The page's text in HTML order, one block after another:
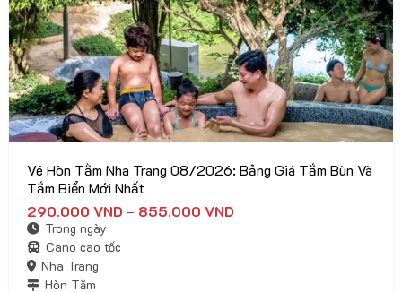
Vé Hòn Tằm Nha Trang 08/2026: Bảng Giá Tắm Bùn Và
Tắm Biển Mới Nhất
290.000 VND – 855.000 VND
Trong ngày
Cano cao tốc
Nha Trang
Hòn Tằm